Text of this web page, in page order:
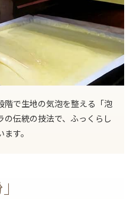
階で生地の気泡を整える「泡
の伝統の技法で、ふっくらし
す。